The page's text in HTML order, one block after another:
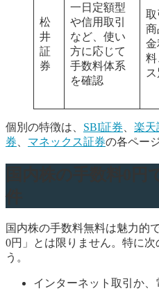
松
井
証
券
一日定額型
や信用取引
など、使い
方に応じて
手数料体系
を確認
取
商
金
料
個別の特徴は、 SBI証券 楽天
券
マネックス証券の各ペー
国内株の手数料無料は魅力的
0円」とは限りません。特に
う。
インターネット取引か、